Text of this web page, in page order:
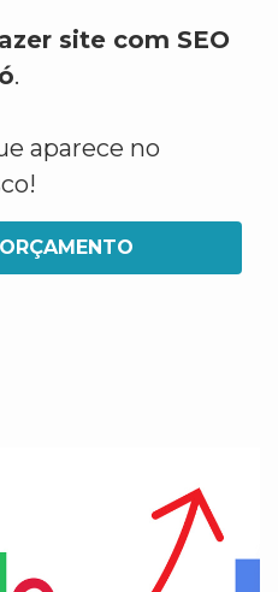
site com SEO
.
aparece no